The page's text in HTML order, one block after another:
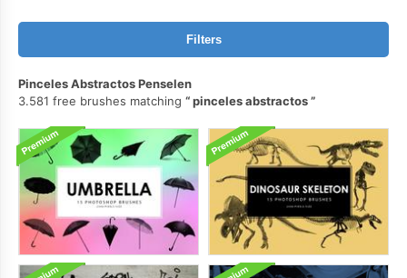
Filters
Pinceles Abstractos Penselen
3.581 free brushes matching
pinceles abstractos